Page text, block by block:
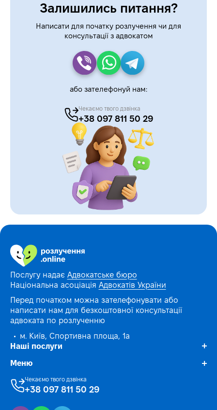
Залишились питання?
Написати для початку розлучення чи для
консультації з адвокатом
або зателефонуй нам:
Чекаємо твого дзвінка
+38 097 811 50 29
Послугу надає Адвокатське бюро
Національна асоціація Адвокатів України
Перед початком можна зателефонувати або
написати нам для безкоштовної консультації
адвоката по розлученню
м. Київ, Спортивна площа, 1а
Наші послуги
Розлучення під ключ
Розлучення через суд
Розлучення за кордоном
Меню
Послуги
Блог
Чекаємо твого дзвінка
+38 097 811 50 29